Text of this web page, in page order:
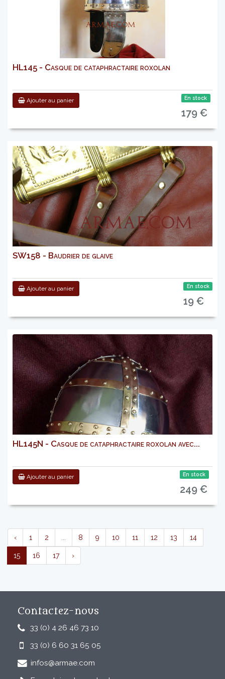
HL145 - Casque de cataphractaire roxolan
Ajouter au panier En stock
179 €
SW158 - Baudrier de glaive
Ajouter au panier En stock
19 €
HL145N - Casque de cataphractaire roxolan avec...
Ajouter au panier En stock
249 €
‹ 1 2 8 9 10 11 12 13 14
15 16 17 ›
Contactez-nous
33 (0) 4 26 46 73 10
33 (0) 6 60 31 65 05
infos@armae.com